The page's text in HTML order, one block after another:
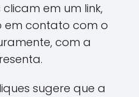
em um link,
em contato com o
com a
sugere que a